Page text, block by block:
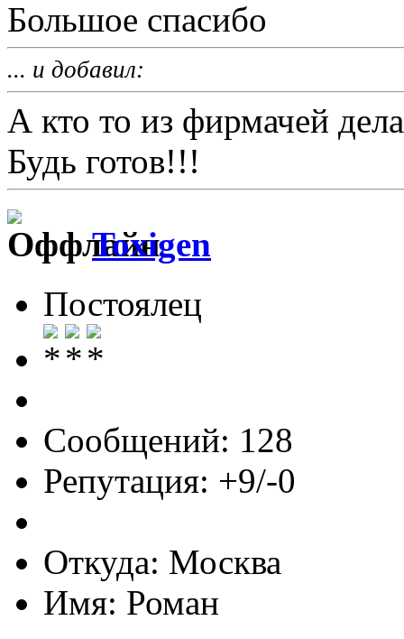
Большое спасибо
... и добавил:
А кто то из фирмачей
Будь готов!!!
Toxigen
Постоялец
Сообщений: 128
Репутация: +9/-0
Откуда: Москва
Имя: Роман